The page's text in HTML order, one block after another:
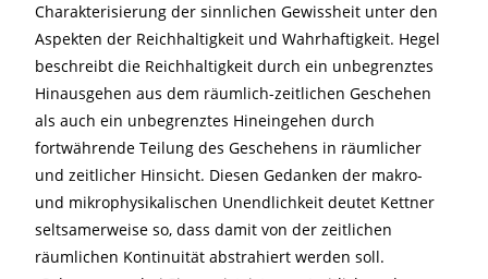
Charakterisierung der sinnlichen Gewissheit unter den
Aspekten der Reichhaltigkeit und Wahrhaftigkeit. Hegel
beschreibt die Reichhaltigkeit durch ein unbegrenztes
Hinausgehen aus dem räumlich-zeitlichen Geschehen
als auch ein unbegrenztes Hineingehen durch
fortwährende Teilung des Geschehens in räumlicher
und zeitlicher Hinsicht. Diesen Gedanken der makro-
und mikrophysikalischen Unendlichkeit deutet Kettner
seltsamerweise so, dass damit von der zeitlichen
räumlichen Kontinuität abstrahiert werden soll.